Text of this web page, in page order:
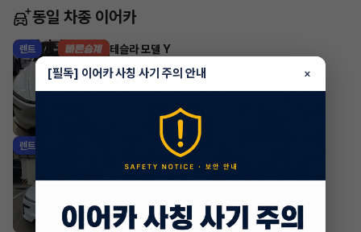
동일 차종 이어카
렌트 테슬라 모델 Y
2026년 ·AWD Premium Long Range
981,200
2시간 전
렌트 테슬라 모델 Y
2025년·AWD Long Range
월914,540원 X49개월
조회 290 2시간 전
[필독] 이어카 사칭 사기 주의 안내 ×